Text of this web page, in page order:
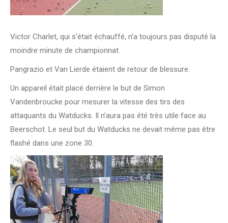
Victor Charlet, qui s’était échauffé, n’a toujours pas disputé la
moindre minute de championnat.
Pangrazio et Van Lierde étaient de retour de blessure.
Un appareil était placé derrière le but de Simon
Vandenbroucke pour mesurer la vitesse des tirs des
attaquants du Watducks. Il n’aura pas été très utile face au
Beerschot. Le seul but du Watducks ne devait même pas être
flashé dans une zone 30.